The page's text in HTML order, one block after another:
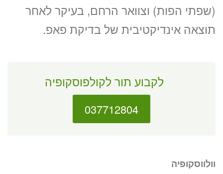
(שפתי הפות) וצוואר הרחם, בעיקר לאחר
תוצאה אינדיקטיבית של בדיקת פאפ.
לקבוע תור לקולפוסקופיה
037712804
וולווסקופיה